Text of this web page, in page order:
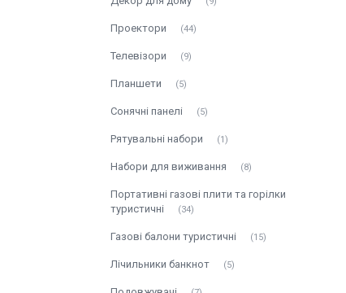
Проектори 44
Телевізори 9
Планшети 5
Сонячні панелі 5
Рятувальні набори 1
Набори для виживання 8
Портативні газові плити та горілки
туристичні
34
Газові балони туристичні 15
Лічильники банкнот 5